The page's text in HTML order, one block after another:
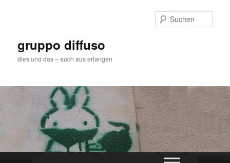
gruppo diffuso
dies und das – auch aus erlangen